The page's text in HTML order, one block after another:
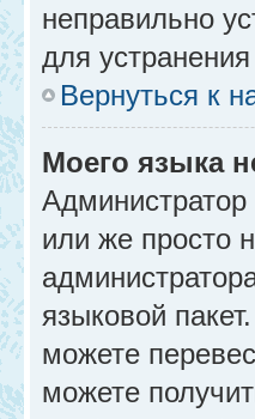
неправильно
для
Вернуться к
Моего языка
или же просто
языковой
можете
можете